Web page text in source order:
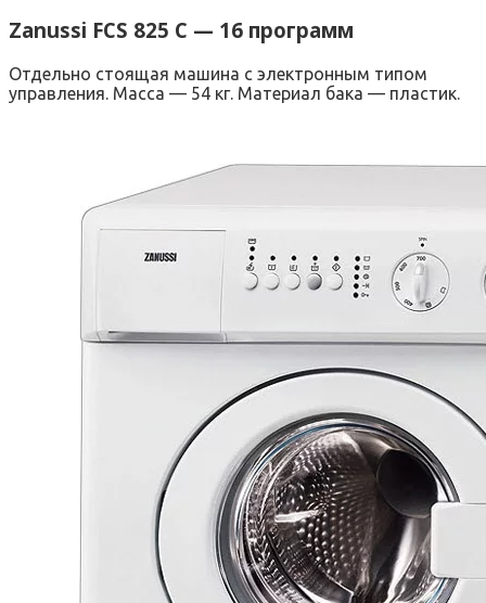
Zanussi FCS 825 C — 16 программ
Отдельно стоящая машина с электронным типом
управления. Масса — 54 кг. Материал бака — пластик.